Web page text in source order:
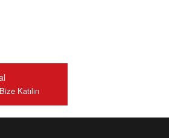
Katılın